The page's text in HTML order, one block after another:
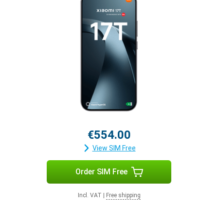
€554.00
View SIM Free
Order SIM Free
Incl. VAT Free shipping